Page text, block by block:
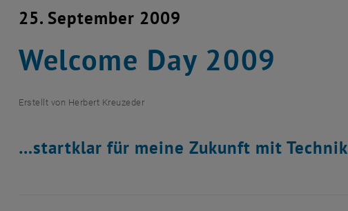
25. September 2009
Welcome Day 2009
Erstellt von Herbert Kreuzeder
…startklar für meine Zukunft mit Technik